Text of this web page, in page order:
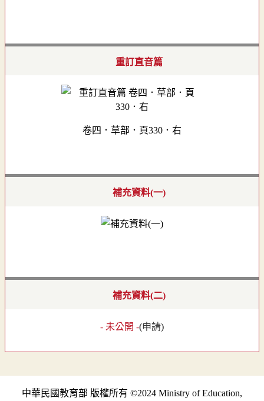
重訂直音篇
卷四．草部．頁330．右
補充資料(一)
補充資料(二)
- 未公開 -(申請)
中華民國教育部 版權所有 ©2024 Ministry of Education,